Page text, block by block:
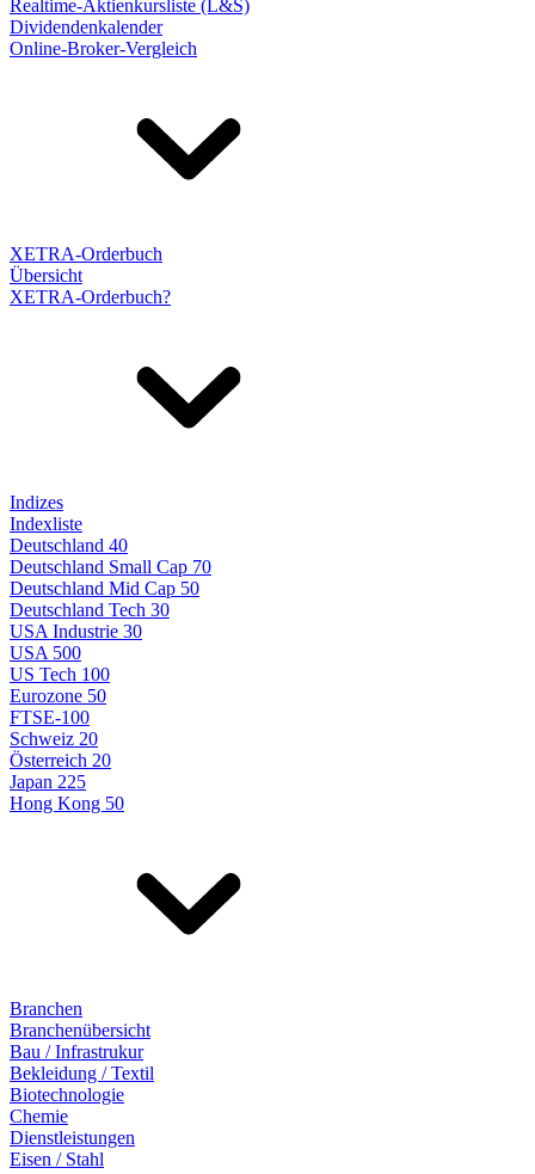
Realtime-Aktienkursliste (L&S)
Dividendenkalender
Online-Broker-Vergleich
XETRA-Orderbuch
Übersicht
XETRA-Orderbuch?
Indizes
Indexliste
Deutschland 40
Deutschland Small Cap 70
Deutschland Mid Cap 50
Deutschland Tech 30
USA Industrie 30
USA 500
US Tech 100
Eurozone 50
FTSE-100
Schweiz 20
Österreich 20
Japan 225
Hong Kong 50
Branchen
Branchenübersicht
Bau / Infrastrukur
Bekleidung / Textil
Biotechnologie
Chemie
Dienstleistungen
Eisen / Stahl